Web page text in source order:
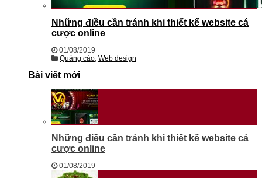
Những điều cần tránh khi thiết kế website cá
cược online
01/08/2019
Quảng cáo, Web design
Bài viết mới
Những điều cần tránh khi thiết kế website cá
cược online
01/08/2019